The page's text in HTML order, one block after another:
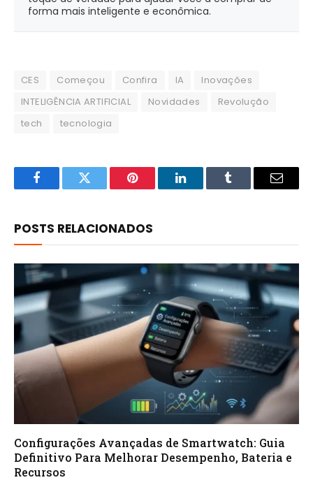
forma mais inteligente e econômica.
CES Começou Confira IA
Inovações
INTELIGÊNCIA ARTIFICIAL
Novidades
Revolução
tech
tecnologia
FacebookTwitter Pinterest LinkedInTumblr Email
POSTS RELACIONADOS
Configurações Avançadas de Smartwatch: Guia
Definitivo Para Melhorar Desempenho, Bateria e
Recursos